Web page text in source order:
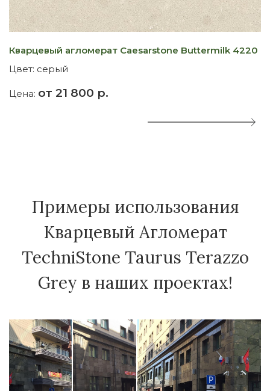
Кварцевый агломерат Caesarstone Buttermilk 4220
Цвет: серый
Цена: от 21 800 р.
Примеры использования
Кварцевый Агломерат
TechniStone Taurus Terazzo
Grey в наших проектах!